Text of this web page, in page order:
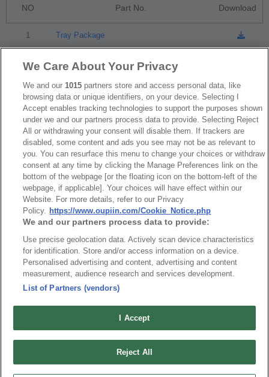
NO Part No. Download
1 Tray Package
最新消息
展覽訊息
連接器信息
環保資料
加入郵件列表
常見問題
隱私權政策
Cookie政策
產品索引
請勿出售或分享我的個人信息
弘振企業股份有限公司 © 2024 All Rights Reserved.
Design byTNN
弘振企業股份有限公司
地址 : 334031 桃園市八德區和成路20號
We Care About Your Privacy
We and our1015 partners store and access personal data, like
browsing data or unique identifiers, on your device. Selecting I
Accept enables tracking technologies to support the purposes shown
under we and our partners process data to provide. Selecting Reject
All or withdrawing your consent will disable them. If trackers are
disabled, some content and ads you see may not be as relevant to
you. You can resurface this menu to change your choices or withdraw
consent at any time by clicking the Manage Preferences link on the
bottom of the webpage [or the floating icon on the bottom-left of the
webpage, if applicable]. Your choices will have effect within our
Website. For more details, refer to our Privacy
Policy. https://www.oupiin.com/Cookie_Notice.php
We and our partners process data to provide:
Use precise geolocation data. Actively scan device characteristics
for identification. Store and/or access information on a device.
Personalised advertising and content, advertising and content
measurement, audience research and services development.
List of Partners (vendors)
I Accept
Reject All